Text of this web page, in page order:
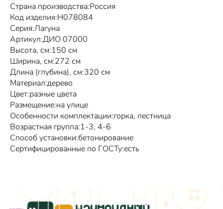
Страна производства:Россия
Код изделия:Н078084
Серия:Лагуна
Артикул:ДИО 07000
Высота, см:150 см
Ширина, см:272 см
Длина (глубина), см:320 см
Материал:дерево
Цвет:разные цвета
Размещение:на улице
Особенности комплектации:горка, лестница
Возрастная группа:1-3, 4-6
Способ установки:бетонирование
Сертифицированные по ГОСТу:есть